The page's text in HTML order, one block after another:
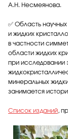
А.Н. Несмеянова.
✅ Область
и жидких
в частности
области жидких
при исследовании
минеральных
занимается
Список изданий,